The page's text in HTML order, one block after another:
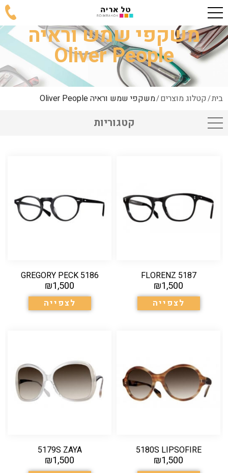
משקפי שמש וראיה
Oliver People
בית/קטלוג מוצרים/משקפי שמש וראיה Oliver People
קטגוריות
5187 FLORENZ
₪1,500
לצפייה
5186 GREGORY PECK
₪1,500
לצפייה
5180S LIPSOFIRE
₪1,500
5179S ZAYA
₪1,500